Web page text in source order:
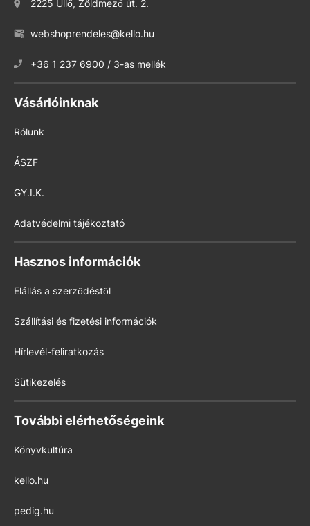
2225 Üllő, Zöldmező út. 2.
webshoprendeles@kello.hu
+36 1 237 6900 / 3-as mellék
Vásárlóinknak
Rólunk
ÁSZF
GY.I.K.
Adatvédelmi tájékoztató
Hasznos információk
Elállás a szerződéstől
Szállítási és fizetési információk
Hírlevél-feliratkozás
Sütikezelés
További elérhetőségeink
Könyvkultúra
kello.hu
pedig.hu